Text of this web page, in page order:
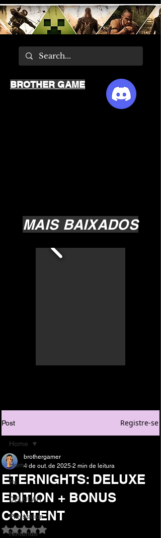
MAIS BAIXADOS
BROTHER GAME
Post Registre-se
Home
Pc
CELULAR
Playstation
Nintendo
Home
ETERNIGHTS: DELUXE
EDITION + BONUS
CONTENT
brothergamer
4 de out. de 2025 2 min de leitura
Avaliado com NaN de 5 estrelas.